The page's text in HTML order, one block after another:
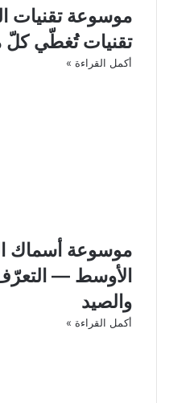
تقنيات تُغطّي كلّ
أكمل القراءة »
موسوعة أسماك
الأوسط —
والصيد
أكمل القراءة »